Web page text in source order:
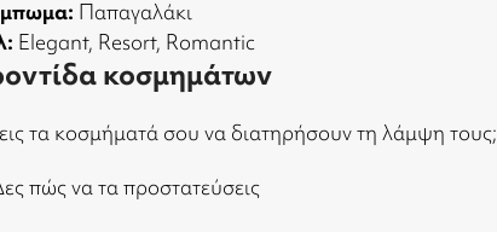
Παπαγαλάκι
Elegant, Resort, Romantic
κοσμημάτων
τα κοσμήματά σου να διατηρήσουν τη λάμψη τους;
πώς να τα προστατεύσεις